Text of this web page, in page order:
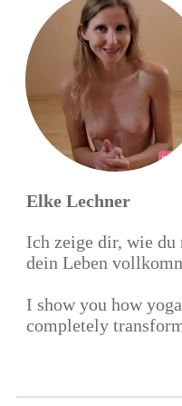
Elke Lechner
Ich zeige dir, wie du
dein Leben
I show you how
completely